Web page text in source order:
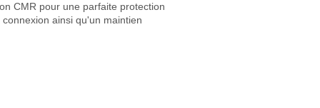
CMR pour une parfaite protection
ainsi qu'un maintien